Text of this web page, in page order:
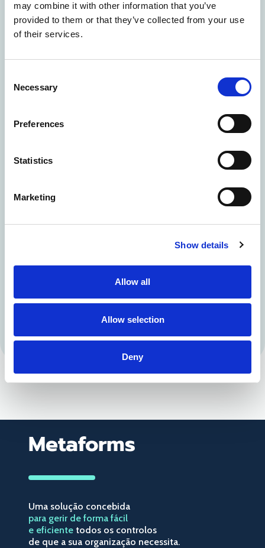
may combine it with other information that you’ve
provided to them or that they’ve collected from your use
of their services.
Selection
Necessary
Preferences
Statistics
Marketing
Show details
Allow all
Allow selection
Deny
Metaforms
Uma solução concebida
para gerir de forma fácil
e eficiente todos os controlos
de que a sua organização necessita.